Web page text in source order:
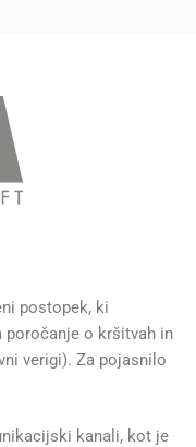
postopek, ki
o kršitvah in
verigi). Za pojasnilo
kanali, kot je